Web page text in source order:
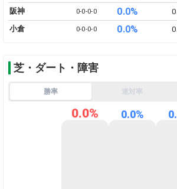
阪神 0-​0-​0-​0 0.0%
小倉 0-​0-​0-​0 0.0%
芝・ダート・障害
勝率 連対率
0.0% 0.0%